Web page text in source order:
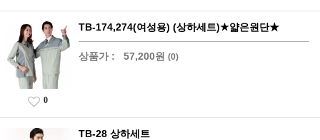
TB-174,274(여성용) (상하세트)★얇은원단★
상품가 : 57,200원 (0)
0
TB-28 상하세트